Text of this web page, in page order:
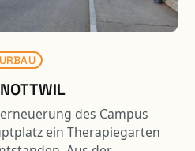
des Campus
ein Therapiegarten